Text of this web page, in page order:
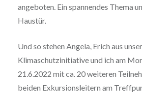
angeboten. Ein spannendes Thema
Haustür.
Und so stehen Angela, Erich aus
Klimaschutzinitiative und ich am
21.6.2022 mit ca. 20 weiteren
beiden Exkursionsleitern am